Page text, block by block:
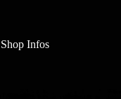
Shop Infos